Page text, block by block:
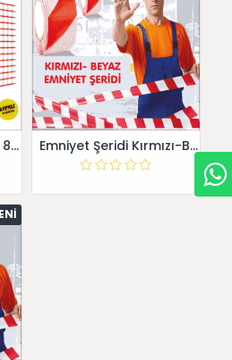
EMNİYET ALAN PERDESİ 80 gr 100X50 METRE Emniyet Şeridi Kırmızı-Beyaz 270 mt